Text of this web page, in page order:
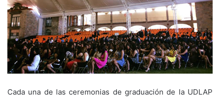
Cada una de las ceremonias de graduación de la UDLAP